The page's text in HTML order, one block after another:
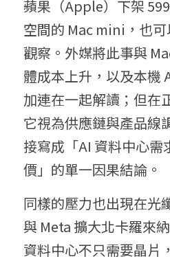
蘋果（Apple）下架
空間的 Mac mini，也
觀察。外媒將此事與
體成本上升，以及本機
加連在一起解讀；但在
它視為供應鏈與產品線
接寫成「AI 資料中心
價」的單一因果結論。
同樣的壓力也出現在光
與 Meta 擴大北卡羅來
資料中心不只需要晶片